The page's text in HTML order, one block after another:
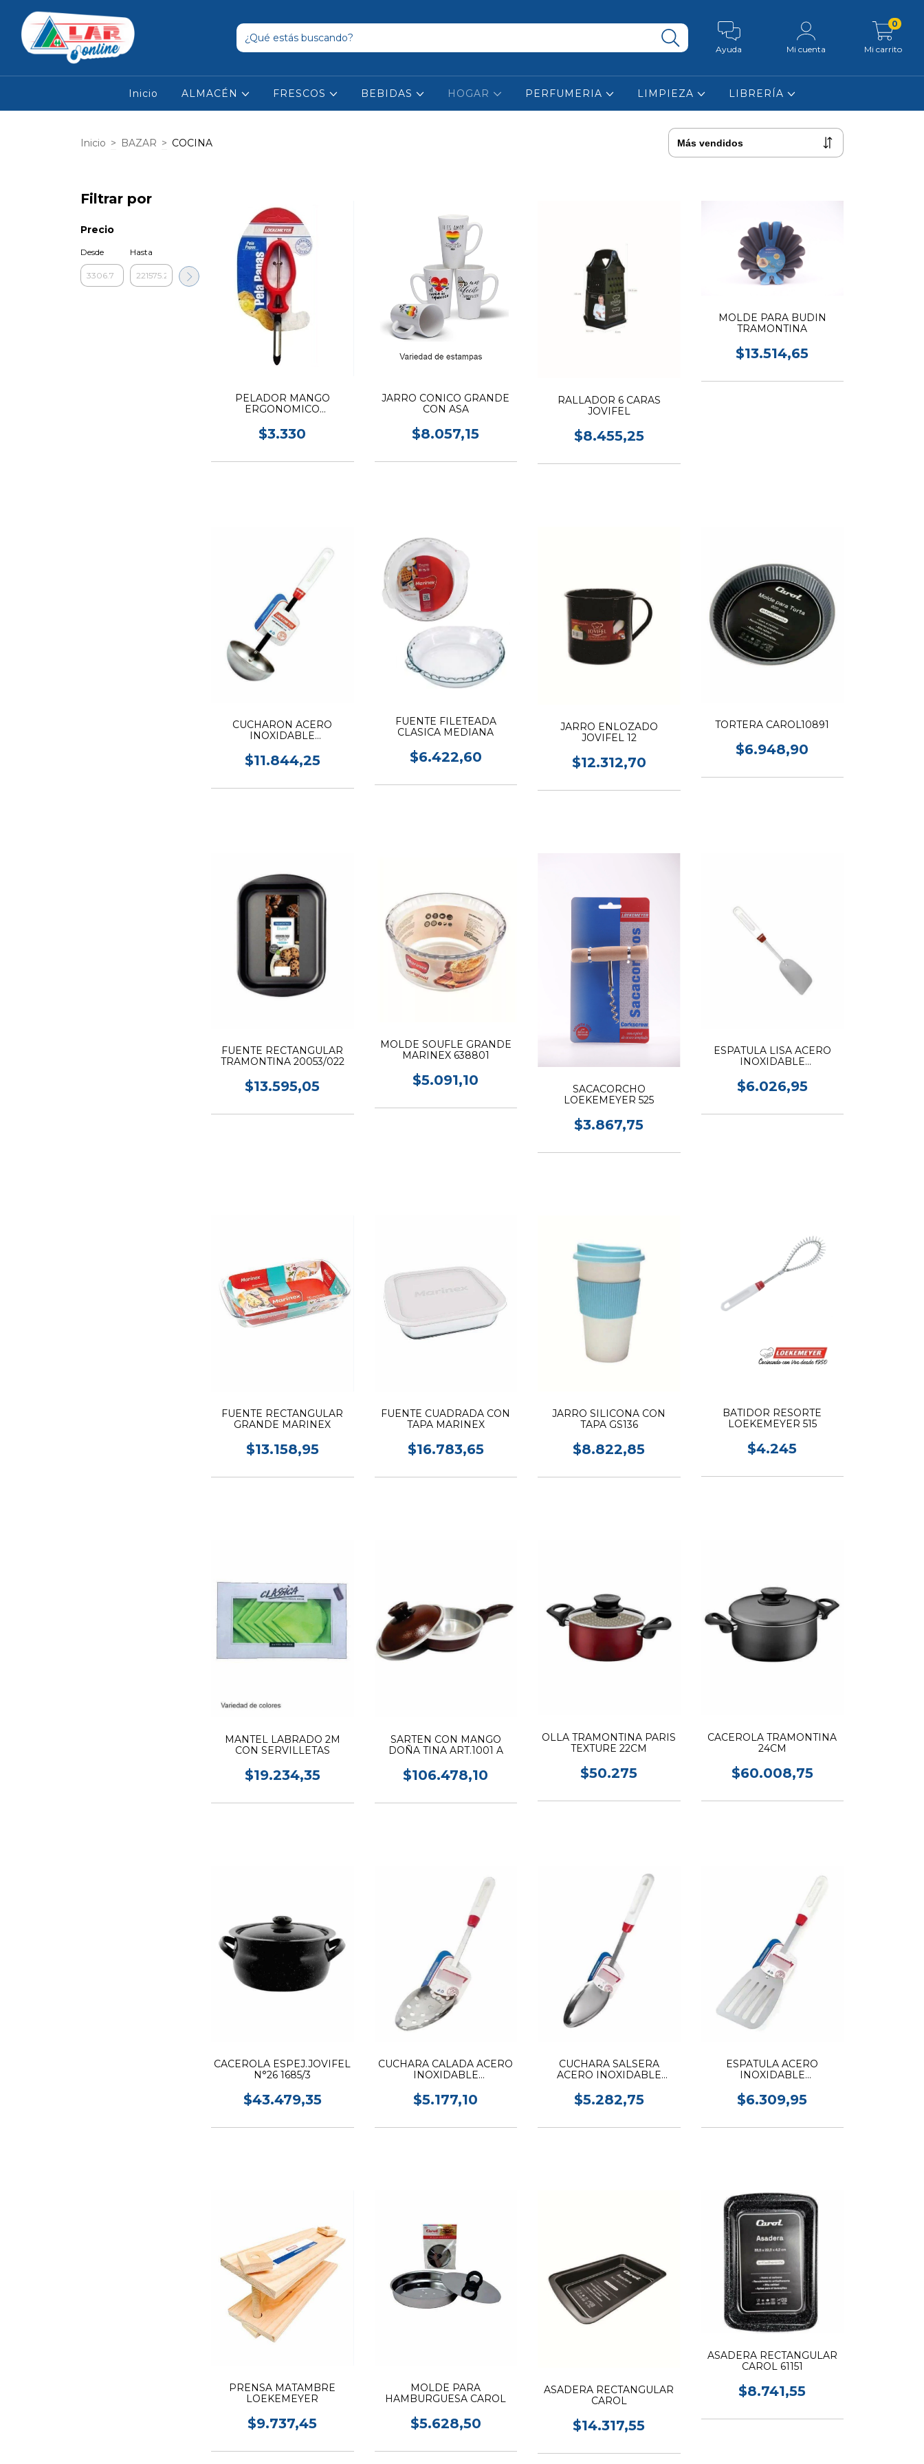
Ayuda Mi cuenta Mi carrito
0
Inicio ALMACÉN FRESCOS BEBIDAS HOGAR PERFUMERIA LIMPIEZA LIBRERÍA
Inicio > BAZAR > COCINA
Filtrar por
Precio
Desde Hasta
PELADOR MANGO
ERGONOMICO
$3.330
JARRO CONICO GRANDE
CON ASA
$8.057,15
RALLADOR 6 CARAS
JOVIFEL
$8.455,25
MOLDE PARA BUDIN
TRAMONTINA
$13.514,65
CUCHARON ACERO
INOXIDABLE
$11.844,25
FUENTE FILETEADA
CLASICA MEDIANA
$6.422,60
JARRO ENLOZADO
JOVIFEL 12
$12.312,70
TORTERA CAROL10891
$6.948,90
FUENTE RECTANGULAR
TRAMONTINA 20053/022
$13.595,05
MOLDE SOUFLE GRANDE
MARINEX 638801
$5.091,10
SACACORCHO
LOEKEMEYER 525
$3.867,75
ESPATULA LISA ACERO
INOXIDABLE
$6.026,95
FUENTE RECTANGULAR
GRANDE MARINEX
$13.158,95
FUENTE CUADRADA CON
TAPA MARINEX
$16.783,65
JARRO SILICONA CON
TAPA GS136
$8.822,85
BATIDOR RESORTE
LOEKEMEYER 515
$4.245
MANTEL LABRADO 2M
CON SERVILLETAS
$19.234,35
SARTEN CON MANGO
DOÑA TINA ART.1001 A
$106.478,10
OLLA TRAMONTINA PARIS
TEXTURE 22CM
$50.275
CACEROLA TRAMONTINA
24CM
$60.008,75
CACEROLA ESPEJ.JOVIFEL
N°26 1685/3
$43.479,35
CUCHARA CALADA ACERO
INOXIDABLE
$5.177,10
CUCHARA SALSERA
ACERO INOXIDABLE
$5.282,75
ESPATULA ACERO
INOXIDABLE
$6.309,95
PRENSA MATAMBRE
LOEKEMEYER
$9.737,45
MOLDE PARA
HAMBURGUESA CAROL
$5.628,50
ASADERA RECTANGULAR
CAROL
$14.317,55
ASADERA RECTANGULAR
CAROL 61151
$8.741,55